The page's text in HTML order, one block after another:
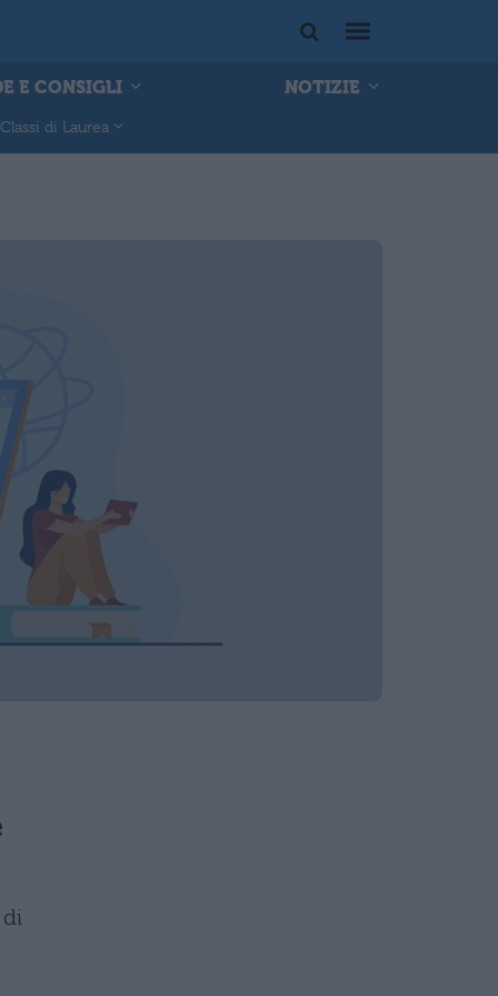
E CONSIGLI NOTIZIE
Classi di Laurea
di